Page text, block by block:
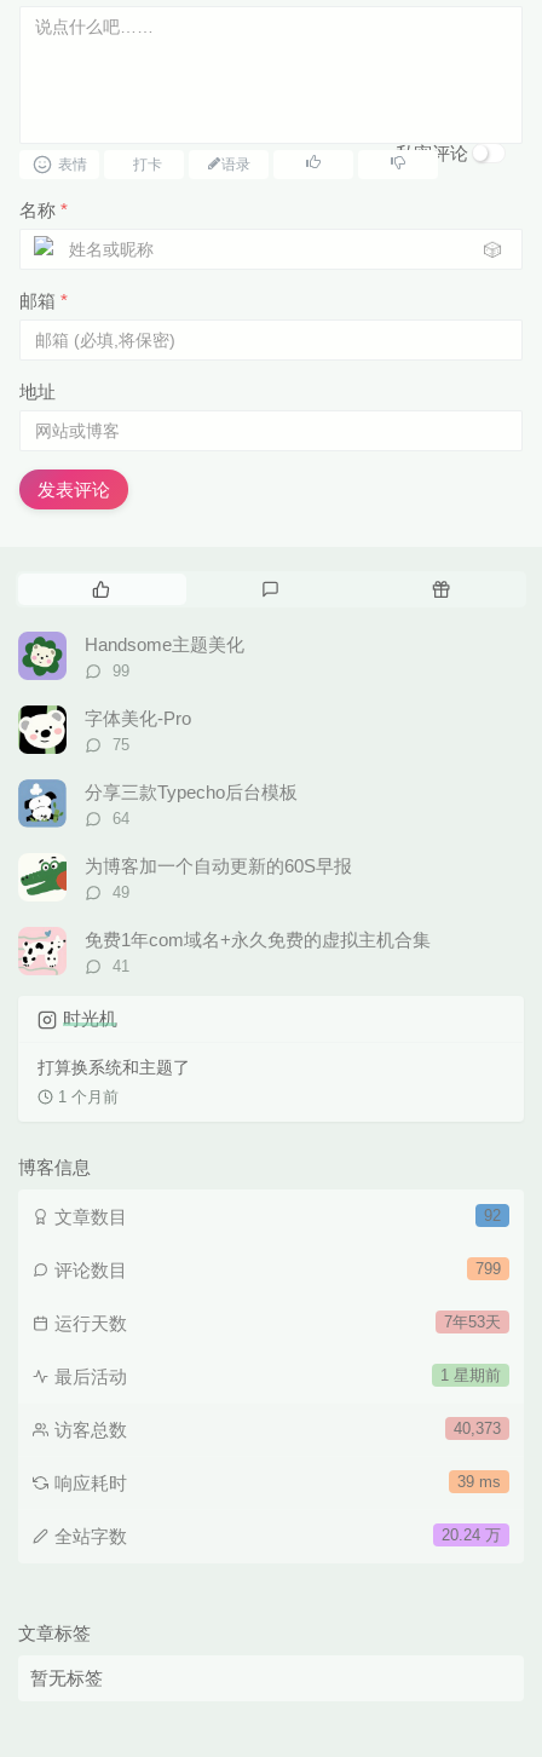
表情 打卡 语录
私密评论
名称 *
🎲
邮箱 *
地址
发表评论
热
文
章
随
Handsome主题美化
评
数：
99
字体美化-Pro
评
数：
75
分享三款Typecho后台模板
评
数：
64
为博客加一个自动更新的60S早报
评
数：
49
免费1年com域名+永久免费的虚拟主机合集
评
41
时光机
打算换系统和主题了
1 个月前
博客信息
92
文章数目
799
评论数目
7年53天
运行天数
1 星期前
最后活动
40,373
访客总数
39 ms
响应耗时
20.24 万
全站字数
文章标签
暂无标签